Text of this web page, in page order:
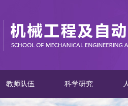
教师队伍 科学研究